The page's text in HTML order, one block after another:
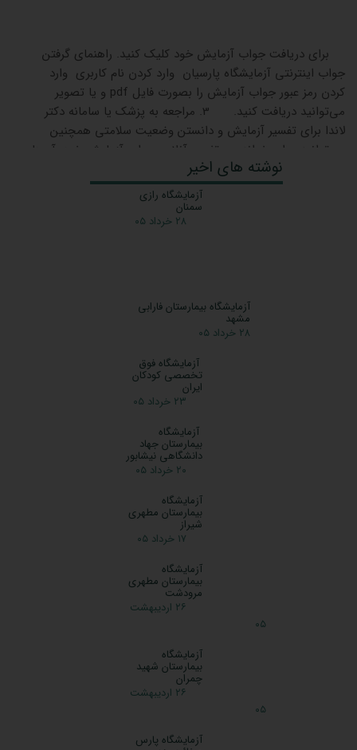
برای دریافت جواب آزمایش خود کلیک کنید. راهنمای گرفتن
جواب اینترنتی آزمایشگاه پارسیان وارد کردن نام کاربری وارد
کردن رمز عبور جواب آزمایش را بصورت فایل pdf و یا تصویر
می‌توانید دریافت کنید. 3. مراجعه به پزشک یا سامانه دکتر
لاندا برای تفسیر آزمایش و دانستن وضعیت سلامتی همچنین
می‌توانید، برای خواندن و تفسیر آنلاین جواب آزمایش خود، آن‌ها
را به راحتی در دکتر لاندا ارسال …
برای دریافت جواب آزمایش خود کلیک کنید. راهنمای دریافت
جواب آزمایش از آزمایشگاه پارسیان وارد کردن نام کاربری وارد
آزمایش و دانستن وضعیت سلامتی همچنین می‌توانید، برای
خواندن و تفسیر آنلاین جواب آزمایش خود، آن‌ها را به راحتی در
دکتر لاندا ارسال کنید و بصورت اورژانسی، …